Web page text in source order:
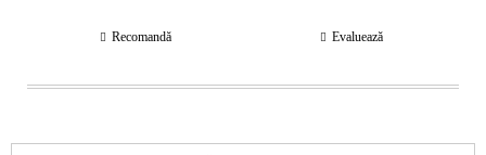
Recomandă Evaluează